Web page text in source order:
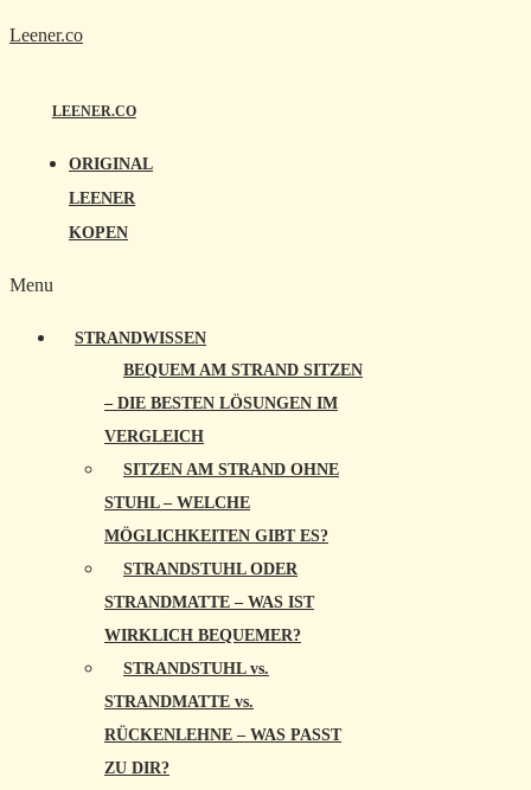
Leener.co
LEENER.CO
ORIGINAL
LEENER
KOPEN
Menu
STRANDWISSEN
BEQUEM AM STRAND SITZEN
– DIE BESTEN LÖSUNGEN IM
VERGLEICH
SITZEN AM STRAND OHNE
STUHL – WELCHE
MÖGLICHKEITEN GIBT ES?
STRANDSTUHL ODER
STRANDMATTE – WAS IST
WIRKLICH BEQUEMER?
STRANDSTUHL vs.
STRANDMATTE vs.
RÜCKENLEHNE – WAS PASST
ZU DIR?